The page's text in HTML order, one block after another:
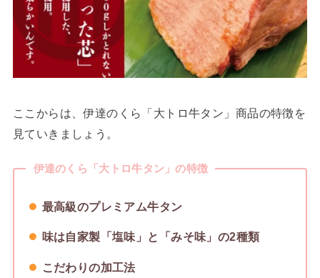
ここからは、伊達のくら「大トロ牛タン」商品の特徴を
見ていきましょう。
伊達のくら「大トロ牛タン」の特徴
最高級のプレミアム牛タン
味は自家製「塩味」と「みそ味」の2種類
こだわりの加工法